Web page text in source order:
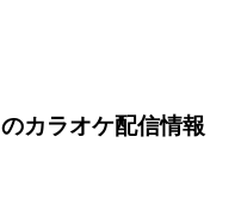
のカラオケ配信情報